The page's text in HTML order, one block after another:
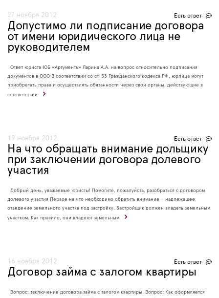
Есть ответ
27 ноября 2012
Допустимо ли подписание договора
от имени юридического лица не
руководителем
Ответ юриста ЮБ «Аргументъ» Ларина А.А. на вопрос относительно подписания
документов в ООО В соответствии со ст. 53 Гражданского кодекса РФ, юрлица могут
приобретать права и осуществлять обязанности через свои органы, действующие в
соответствии
Есть ответ
19 ноября 2012
На что обращать внимание дольщику
при заключении договора долевого
участия
Добрый день, уважаемые юристы! Помогите, пожалуйста, разобраться с договором
долевого участия Первое на что необходимо обратить внимание – надлежащее
отведение земельного участка под застройку. Застройщик должен владеть земельным
участком. Как правило, они владеют земельным
Есть ответ
16 ноября 2012
Договор займа с залогом квартиры
Вопрос: заключение договора займа с залогом квартиры. Вопрос: Как оформляется